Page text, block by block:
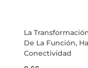
La
De La Función,
Conectividad